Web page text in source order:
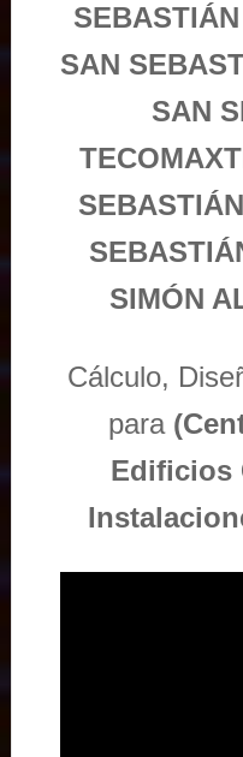
SAN
SAN
SIMÓN
Cálculo,
para
Edificios